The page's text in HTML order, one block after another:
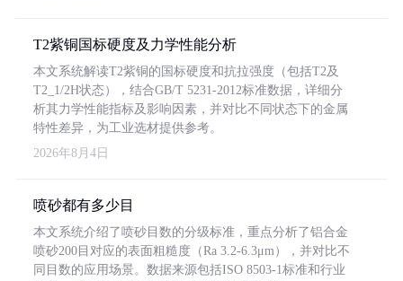
T2紫铜国标硬度及力学性能分析
本文系统解读T2紫铜的国标硬度和抗拉强度（包括T2及
T2_1/2H状态），结合GB/T 5231-2012标准数据，详细分
析其力学性能指标及影响因素，并对比不同状态下的金属
特性差异，为工业选材提供参考。
2026年8月4日
喷砂都有多少目
本文系统介绍了喷砂目数的分级标准，重点分析了铝合金
喷砂200目对应的表面粗糙度（Ra 3.2-6.3μm），并对比不
同目数的应用场景。数据来源包括ISO 8503-1标准和行业